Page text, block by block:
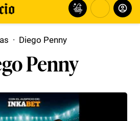
· Diego Penny
Penny